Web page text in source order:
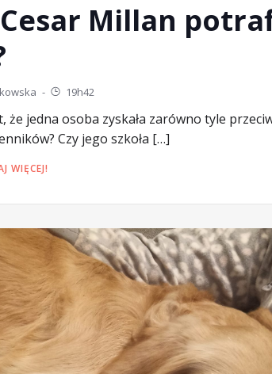
Cesar Millan
- 19h42
że jedna osoba zyskała zarówno tyle
Czy jego szkoła […]
WIĘCEJ!